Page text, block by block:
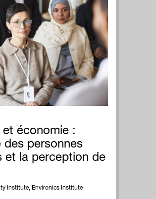
et économie :
des personnes
et la perception de
Institute, Environics Institute